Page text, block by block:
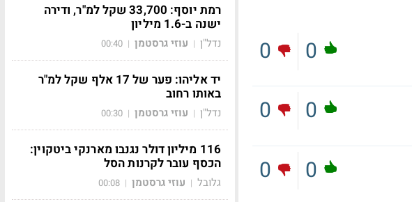
0
0
0
0
0
0
רמת יוסף: 33,700 שקל למ"ר, ודירה
ישנה ב-1.6 מיליון
נדל"ן | עוזי גרסטמן |
00:40
יד אליהו: פער של 17 אלף שקל למ"ר
באותו רחוב
נדל"ן | עוזי גרסטמן |
00:30
116 מיליון דולר נגנבו מארנקי ביטקוין:
הכסף עובר לקרנות הסל
גלובל | עוזי גרסטמן |
00:08